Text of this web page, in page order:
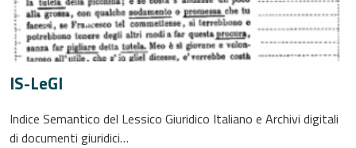
IS-LeGI
Indice Semantico del Lessico Giuridico Italiano e Archivi digitali
di documenti giuridici…